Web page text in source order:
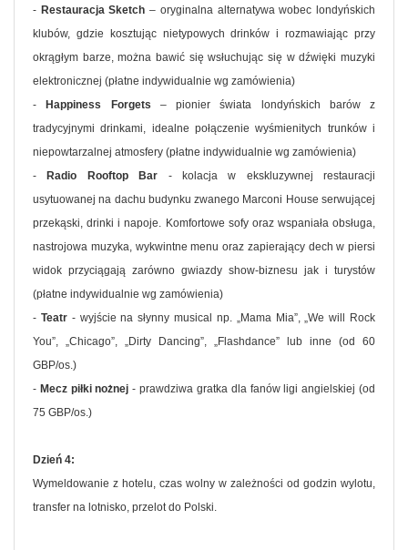
- Restauracja Sketch– oryginalna alternatywa wobec londyńskich
klubów, gdzie kosztując nietypowych drinków i rozmawiając przy
okrągłym barze, można bawić się wsłuchując się w dźwięki muzyki
elektronicznej (płatne indywidualnie wg zamówienia)
-
Happiness Forgets – pionier świata londyńskich barów z
tradycyjnymi drinkami, idealne połączenie wyśmienitych trunków i
niepowtarzalnej atmosfery (płatne indywidualnie wg zamówienia)
-
Radio Rooftop Bar - kolacja w ekskluzywnej restauracji
usytuowanej na dachu budynku zwanego Marconi House serwującej
przekąski, drinki i napoje. Komfortowe sofy oraz wspaniała obsługa,
nastrojowa muzyka, wykwintne menu oraz zapierający dech w piersi
widok przyciągają zarówno gwiazdy show-biznesu jak i turystów
(płatne indywidualnie wg zamówienia)
- Teatr - wyjście na słynny musical np. „Mama Mia”, „We will Rock
You”, „Chicago”, „Dirty Dancing”, „Flashdance” lub inne (od 60
GBP/os.)
- Mecz piłki nożnej - prawdziwa gratka dla fanów ligi angielskiej (od
75 GBP/os.)
Dzień 4:
Wymeldowanie z hotelu, czas wolny w zależności od godzin wylotu,
transfer na lotnisko, przelot do Polski.